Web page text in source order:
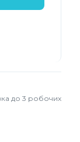
до 3 робочих